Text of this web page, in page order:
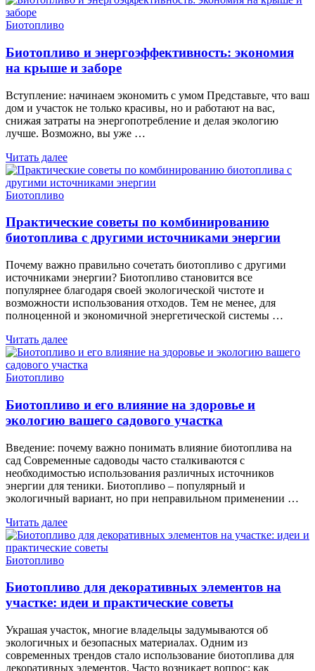
Биотопливо
Биотопливо и энергоэффективность: экономия
на крыше и заборе
Вступление: начинаем экономить с умом Представьте, что ваш
дом и участок не только красивы, но и работают на вас,
снижая затраты на энергопотребление и делая экологию
лучше. Возможно, вы уже …
Читать далее
Биотопливо
Практические советы по комбинированию
биотоплива с другими источниками энергии
Почему важно правильно сочетать биотопливо с другими
источниками энергии? Биотопливо становится все
популярнее благодаря своей экологической чистоте и
возможности использования отходов. Тем не менее, для
полноценной и экономичной энергетической системы …
Читать далее
Биотопливо
Биотопливо и его влияние на здоровье и
экологию вашего садового участка
Введение: почему важно понимать влияние биотоплива на
сад Современные садоводы часто сталкиваются с
необходимостью использования различных источников
энергии для теники. Биотопливо – популярный и
экологичный вариант, но при неправильном применении …
Читать далее
Биотопливо
Биотопливо для декоративных элементов на
участке: идеи и практические советы
Украшая участок, многие владельцы задумываются об
экологичных и безопасных материалах. Одним из
современных трендов стало использование биотоплива для
декоративных элементов. Часто возникает вопрос: как